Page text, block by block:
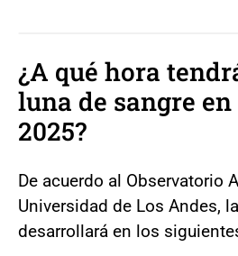
¿A qué hora
luna de sangre
2025?
De acuerdo al Observatorio
Universidad de Los Andes,
desarrollará en los